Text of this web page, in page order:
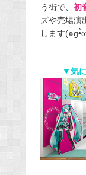
う街で、 初
ズや売場演
します(๑
▼気